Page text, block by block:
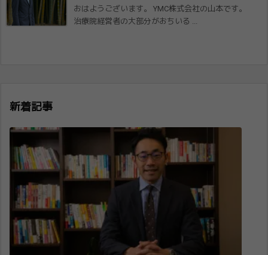
おはようございます。 YMC株式会社の山本です。
治療院経営者の大部分がおちいる ...
新着記事